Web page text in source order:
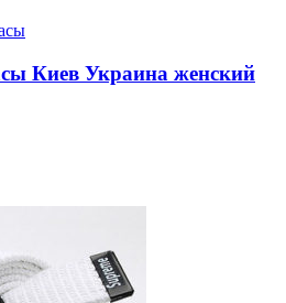
Киев Украина женский